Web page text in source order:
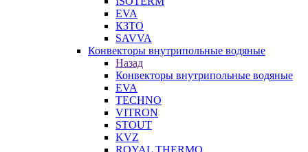
EVA
КЗТО
SAVVA
Конвекторы внутрипольные водяные
Назад
Конвекторы внутрипольные водяные
EVA
TECHNO
VITRON
STOUT
KVZ
ROYAL THERMO